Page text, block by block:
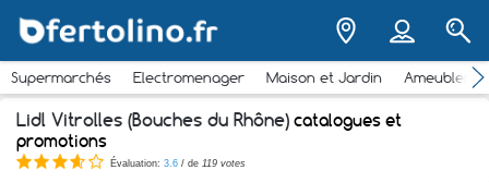
Supermarchés Electromenager Maison et Jardin
Lidl Vitrolles (Bouches du Rhône) catalogues et
promotions
Évaluation: 3.6 / de 119 votes